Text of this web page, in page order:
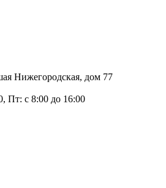
Нижегородская, дом 77
Пт: с 8:00 до 16:00